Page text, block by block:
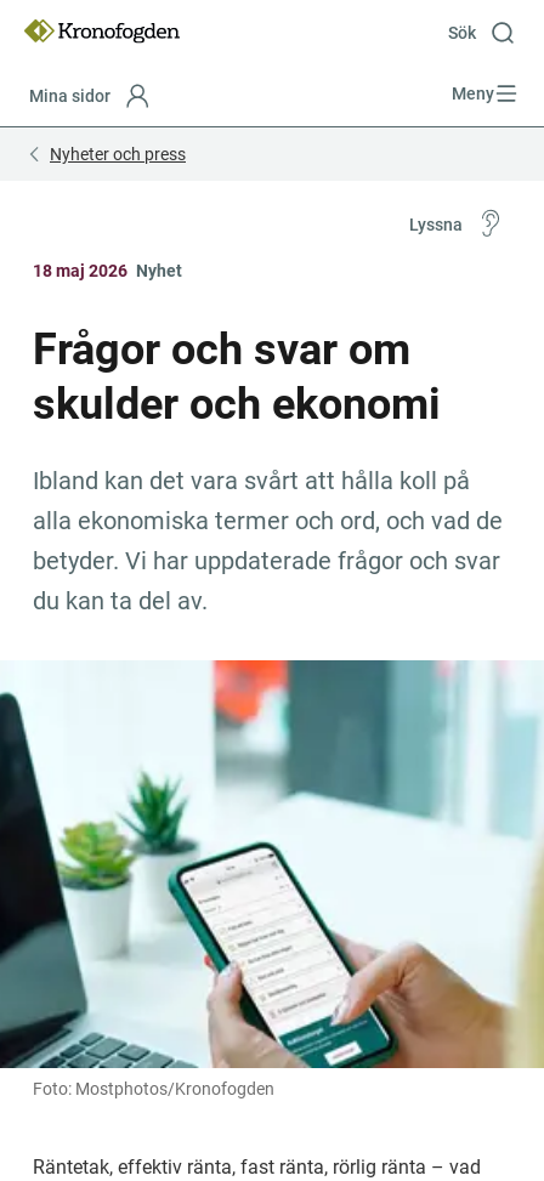
innehåll
Sök
Mina sidor Meny
Nyheter och press
Lyssna
18 maj 2026 Nyhet
Frågor och svar om
skulder och ekonomi
Ibland kan det vara svårt att hålla koll på
alla ekonomiska termer och ord, och vad de
betyder. Vi har uppdaterade frågor och svar
du kan ta del av.
Foto: Mostphotos/Kronofogden
Räntetak, effektiv ränta, fast ränta, rörlig ränta – vad
start
end